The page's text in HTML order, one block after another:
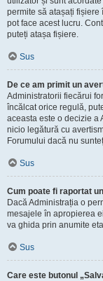
permite să atașați
pot face acest lucru.
puteți atașa fișiere.
Sus
De ce am primit un
Administratorii fiecărui
încălcat orice regulă,
aceasta este o decizie a
nicio legătură cu
Forumului dacă nu
Sus
Cum poate fi raportat
Dacă Administrația o
mesajele în apropierea
va ghida prin anumite
Sus
Care este butonul